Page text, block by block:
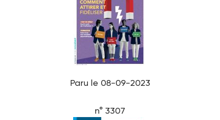
Paru le 08-09-2023
n° 3307